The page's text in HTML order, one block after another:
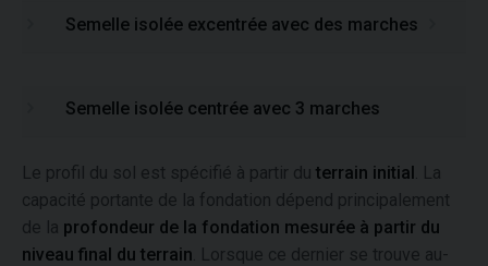
Semelle isolée excentrée avec des marches
Semelle isolée centrée avec 3 marches
Le profil du sol est spécifié à partir du terrain initial . La
capacité portante de la fondation dépend principalement
de la profondeur de la fondation mesurée à partir du
niveau final du terrain . Lorsque ce dernier se trouve au-